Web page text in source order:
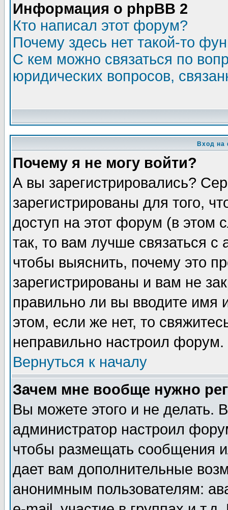
Информация о phpBB 2
Кто написал этот форум?
Почему здесь нет такой-то
С кем можно связаться по
юридических вопросов,
Вход на
Почему я не могу войти?
А вы зарегистрировались?
зарегистрированы для того,
доступ на этот форум (в этом
так, то вам лучше связаться
чтобы выяснить, почему это
зарегистрированы и вам не
правильно ли вы вводите
этом, если же нет, то
неправильно настроил форум.
Вернуться к началу
Зачем мне вообще нужно
Вы можете этого и не делать.
администратор настроил
чтобы размещать сообщения
дает вам дополнительные
анонимным пользователям: